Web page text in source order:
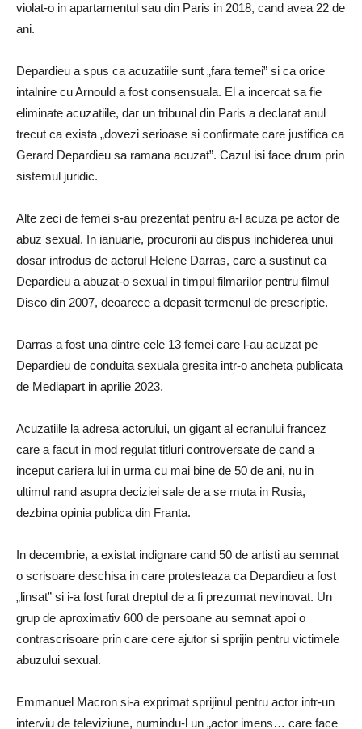
violat-o in apartamentul sau din Paris in 2018, cand avea 22 de
ani.
Depardieu a spus ca acuzatiile sunt „fara temei” si ca orice
intalnire cu Arnould a fost consensuala. El a incercat sa fie
eliminate acuzatiile, dar un tribunal din Paris a declarat anul
trecut ca exista „dovezi serioase si confirmate care justifica ca
Gerard Depardieu sa ramana acuzat”. Cazul isi face drum prin
sistemul juridic.
Alte zeci de femei s-au prezentat pentru a-l acuza pe actor de
abuz sexual. In ianuarie, procurorii au dispus inchiderea unui
dosar introdus de actorul Helene Darras, care a sustinut ca
Depardieu a abuzat-o sexual in timpul filmarilor pentru filmul
Disco din 2007, deoarece a depasit termenul de prescriptie.
Darras a fost una dintre cele 13 femei care l-au acuzat pe
Depardieu de conduita sexuala gresita intr-o ancheta publicata
de Mediapart in aprilie 2023.
Acuzatiile la adresa actorului, un gigant al ecranului francez
care a facut in mod regulat titluri controversate de cand a
inceput cariera lui in urma cu mai bine de 50 de ani, nu in
ultimul rand asupra deciziei sale de a se muta in Rusia,
dezbina opinia publica din Franta.
In decembrie, a existat indignare cand 50 de artisti au semnat
o scrisoare deschisa in care protesteaza ca Depardieu a fost
„linsat” si i-a fost furat dreptul de a fi prezumat nevinovat. Un
grup de aproximativ 600 de persoane au semnat apoi o
contrascrisoare prin care cere ajutor si sprijin pentru victimele
abuzului sexual.
Emmanuel Macron si-a exprimat sprijinul pentru actor intr-un
interviu de televiziune, numindu-l un „actor imens… care face